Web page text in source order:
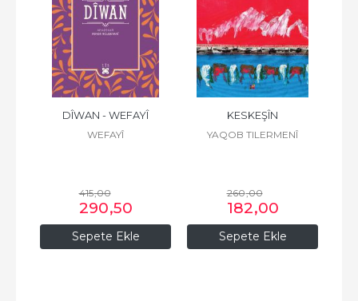
Sepete Ekle
DÎWAN - WEFAYÎ
WEFAYÎ
415,00
290,50
Sepete Ekle
KESKEŞÎN
YAQOB TILERMENÎ
260,00
182,00